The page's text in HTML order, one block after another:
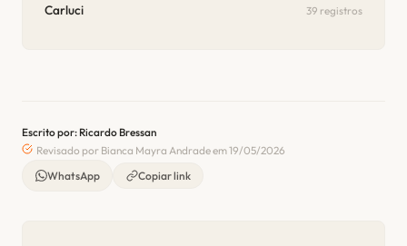
Carluci 39 registros
Escrito por: Ricardo Bressan
Revisado por Bianca Mayra Andrade em 19/05/2026
WhatsApp
Copiar link